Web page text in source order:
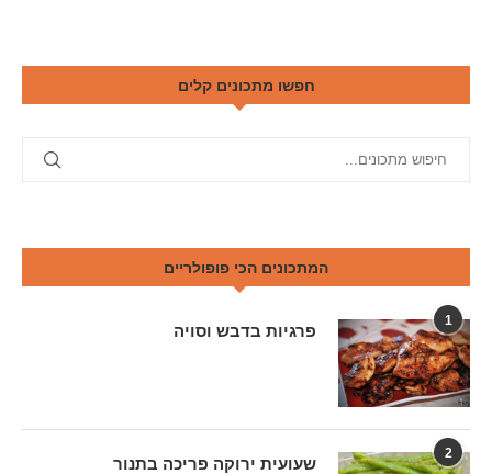
חפשו מתכונים קלים
המתכונים הכי פופולריים
1
פרגיות בדבש וסויה
2
שעועית ירוקה פריכה בתנור